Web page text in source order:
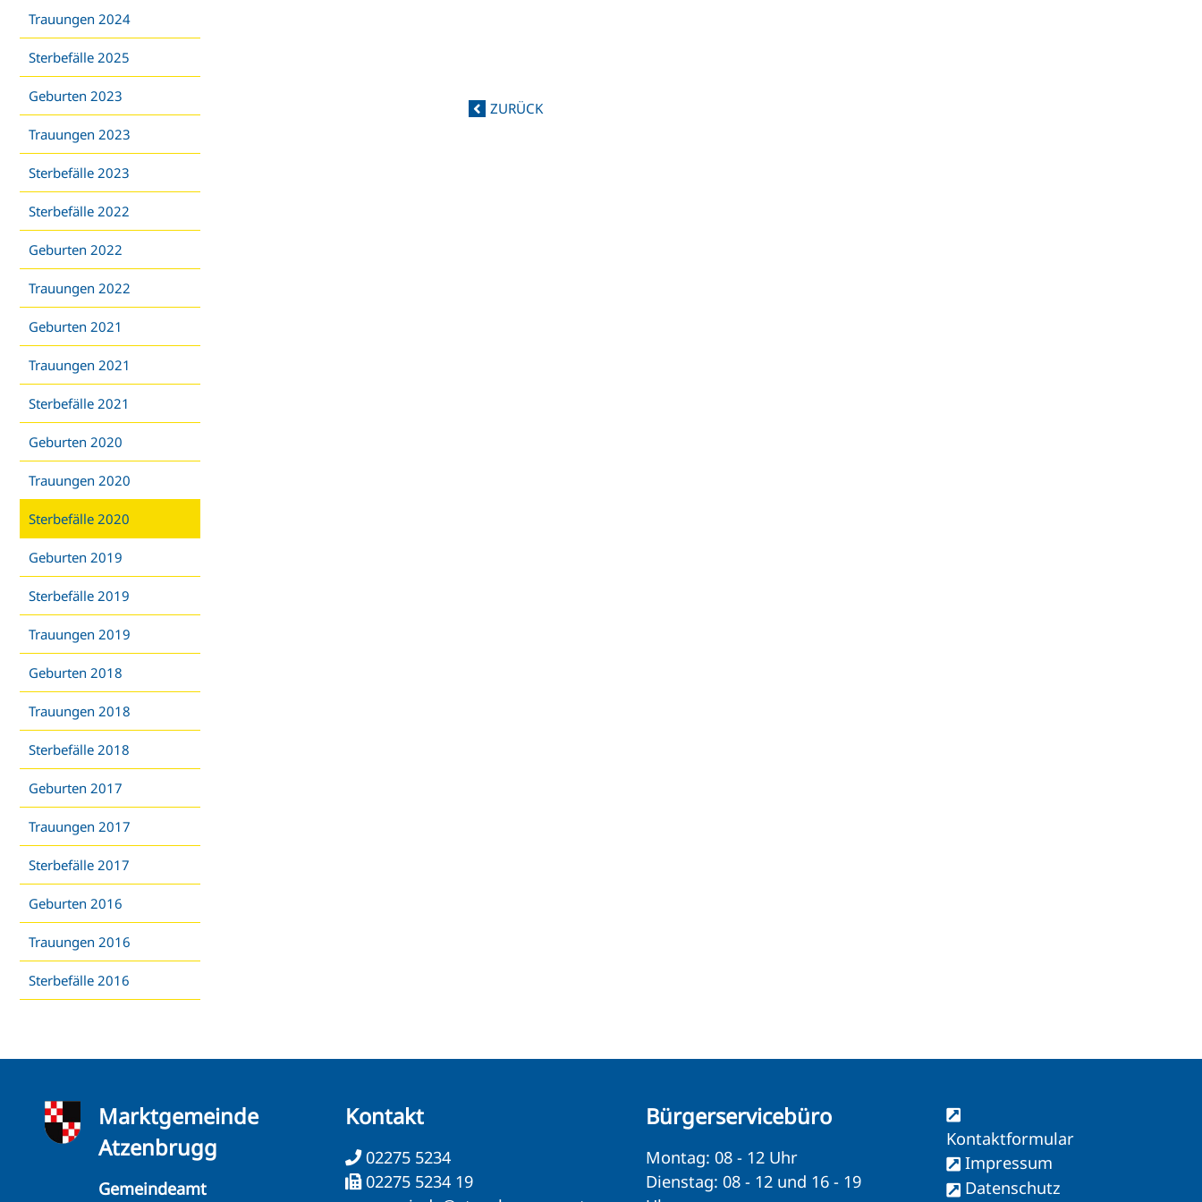
Trauungen 2024
Sterbefälle 2025
Geburten 2023
Trauungen 2023
Sterbefälle 2023
Sterbefälle 2022
Geburten 2022
Trauungen 2022
Geburten 2021
Trauungen 2021
Sterbefälle 2021
Geburten 2020
Trauungen 2020
Sterbefälle 2020
Geburten 2019
Sterbefälle 2019
Trauungen 2019
Geburten 2018
Trauungen 2018
Sterbefälle 2018
Geburten 2017
Trauungen 2017
Sterbefälle 2017
Geburten 2016
Trauungen 2016
Sterbefälle 2016
ZURÜCK
Marktgemeinde
Atzenbrugg
Gemeindeamt
Kontakt
02275 5234
02275 5234 19
Bürgerservicebüro
Montag: 08 - 12 Uhr
Dienstag: 08 - 12 und 16 - 19
Kontaktformular
Impressum
Datenschutz